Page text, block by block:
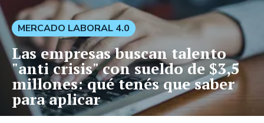
MERCADO LABORAL 4.0
Las empresas buscan talento
"anti crisis" con sueldo de $3,5
millones: qué tenés que saber
para aplicar